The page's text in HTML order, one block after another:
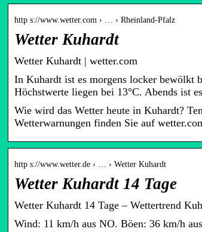
http s://www.wetter.com › … › Rheinland-Pfalz
Wetter Kuhardt
Wetter Kuhardt | wetter.com
In Kuhardt ist es morgens locker bewölkt
Höchstwerte liegen bei 13°C. Abends ist
Wie wird das Wetter heute in Kuhardt?
Wetterwarnungen finden Sie auf
http s://www.wetter.de › … › Wetter Kuhardt
Wetter Kuhardt 14 Tage
Wetter Kuhardt 14 Tage – Wettertrend
Wind: 11 km/h aus NO. Böen: 36 km/h